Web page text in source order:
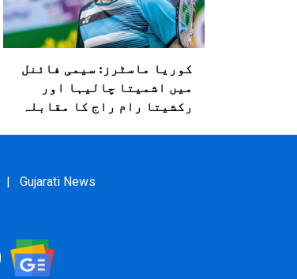
کوریا ماسٹرز: سیمی فائنل
میں اشمیتا چالیہا اور
رکشیتا رام راج کا مقابلہ
| Gujarati News